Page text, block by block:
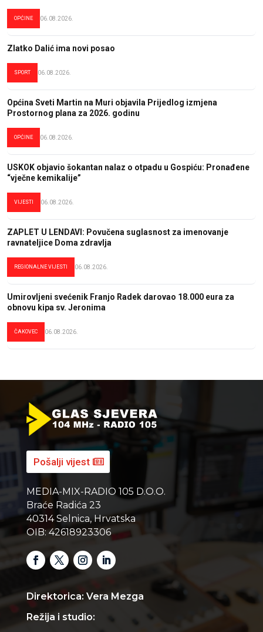
OPĆINE 06.08.2026.
Zlatko Dalić ima novi posao
SPORT 06.08.2026.
Općina Sveti Martin na Muri objavila Prijedlog izmjena
Prostornog plana za 2026. godinu
OPĆINE 06.08.2026.
USKOK objavio šokantan nalaz o otpadu u Gospiću: Pronađene
“vječne kemikalije”
VIJESTI 06.08.2026.
ZAPLET U LENDAVI: Povučena suglasnost za imenovanje
ravnateljice Doma zdravlja
REGIONALNE VIJESTI 06.08.2026.
Umirovljeni svećenik Franjo Radek darovao 18.000 eura za
obnovu kipa sv. Jeronima
ČAKOVEC 06.08.2026.
Pošalji vijest
MEDIA-MIX-RADIO 105 D.O.O.
Braće Radića 23
40314 Selnica, Hrvatska
OIB: 42618923306
Direktorica: Vera Mezga
Režija i studio: